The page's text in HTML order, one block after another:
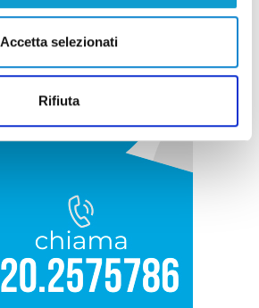
Accetta selezionati
Rifiuta